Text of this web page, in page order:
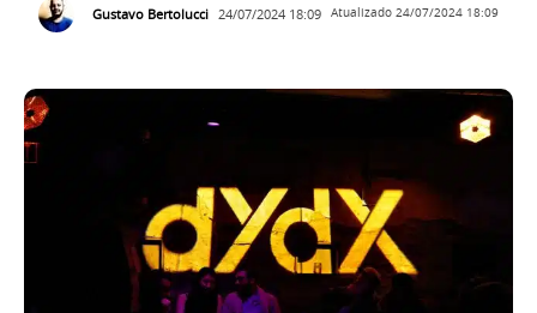
Gustavo Bertolucci 24/07/2024 18:09 Atualizado 24/07/2024 18:09